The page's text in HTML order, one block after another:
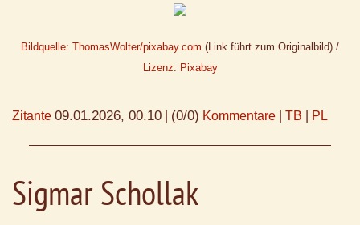
Bildquelle: ThomasWolter/pixabay.com (Link führt zum Originalbild) /
Lizenz: Pixabay
Zitante 09.01.2026, 00.10 (0/0) Kommentare TB PL
Sigmar Schollak